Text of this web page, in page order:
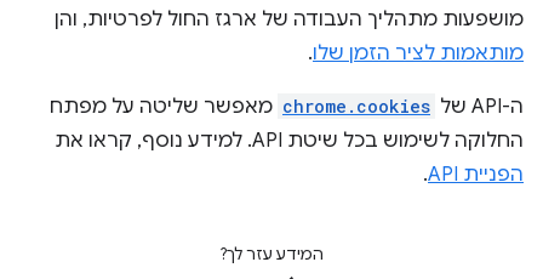
מושפעות מתהליך העבודה של ארגז החול לפרטיות, והן
מותאמות לציר הזמן שלו.
ה-API של chrome.cookies מאפשר שליטה על מפתח
החלוקה לשימוש בכל שיטת API. למידע נוסף, קראו את
הפניית API
.
המידע עזר לך?